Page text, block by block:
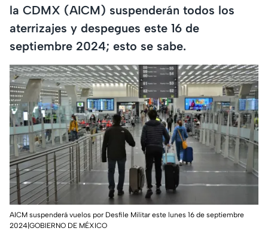
la CDMX (AICM) suspenderán todos los
aterrizajes y despegues este 16 de
septiembre 2024; esto se sabe.
AICM suspenderá vuelos por Desfile Militar este lunes 16 de septiembre
2024|GOBIERNO DE MÉXICO